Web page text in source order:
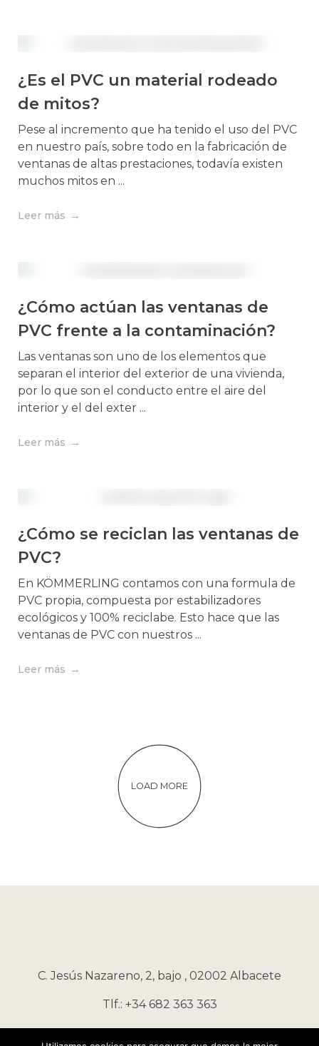
¿Es el PVC un material rodeado
de mitos?
Pese al incremento que ha tenido el uso del PVC
en nuestro país, sobre todo en la fabricación de
ventanas de altas prestaciones, todavía existen
muchos mitos en ...
Leer más
¿Cómo actúan las ventanas de
PVC frente a la contaminación?
Las ventanas son uno de los elementos que
separan el interior del exterior de una vivienda,
por lo que son el conducto entre el aire del
interior y el del exter ...
Leer más
¿Cómo se reciclan las ventanas de
PVC?
En KÖMMERLING contamos con una formula de
PVC propia, compuesta por estabilizadores
ecológicos y 100% reciclabe. Esto hace que las
ventanas de PVC con nuestros ...
Leer más
LOAD MORE
C. Jesús Nazareno, 2, bajo , 02002 Albacete
Tlf.: +34 682 363 363